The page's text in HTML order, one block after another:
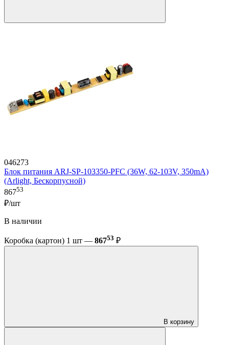
046273
Блок питания ARJ-SP-103350-PFC (36W, 62-103V, 350mA)
(Arlight, Бескорпусной)
86753
₽/шт
В наличии
Коробка (картон) 1 шт — 86753 ₽
В корзину